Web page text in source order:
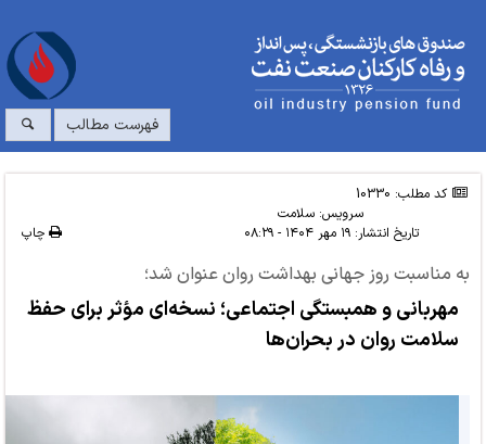
فهرست مطالب
کد مطلب: 10330
سرویس:سلامت
تاریخ انتشار:۱۹ مهر ۱۴۰۴ - ۰۸:۲۹ چاپ
به مناسبت روز جهانی بهداشت روان عنوان شد؛
مهربانی و همبستگی اجتماعی؛ نسخه‌ای مؤثر برای حفظ
سلامت روان در بحران‌ها